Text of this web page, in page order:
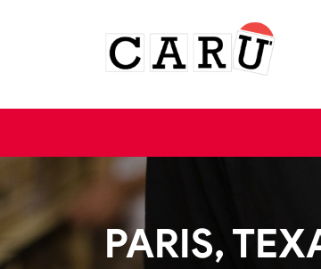
PARIS,